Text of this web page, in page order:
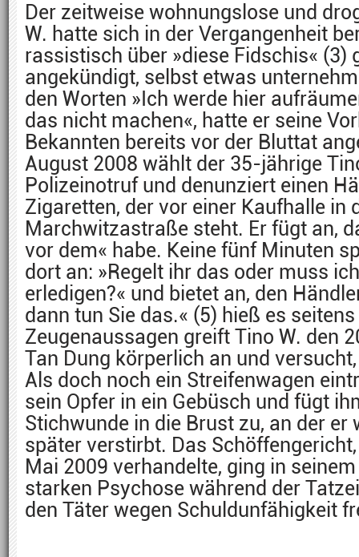
Der zeitweise wohnungslose und
W. hatte sich in der Vergangenheit
rassistisch über »diese Fidschis« (3)
angekündigt, selbst etwas
den Worten »Ich werde hier
das nicht machen«, hatte er seine
Bekannten bereits vor der Bluttat
August 2008 wählt der 35-jährige
Polizeinotruf und denunziert einen
Zigaretten, der vor einer Kaufhalle in
Marchwitzastraße steht. Er fügt an,
vor dem« habe. Keine fünf Minuten
dort an: »Regelt ihr das oder muss
erledigen?« und bietet an, den
dann tun Sie das.« (5) hieß es
Zeugenaussagen greift Tino W. den
Tan Dung körperlich an und
Als doch noch ein Streifenwagen
sein Opfer in ein Gebüsch und fügt
Stichwunde in die Brust zu, an der er
später verstirbt. Das
Mai 2009 verhandelte, ging in
starken Psychose während der
den Täter wegen Schuldunfähigkeit